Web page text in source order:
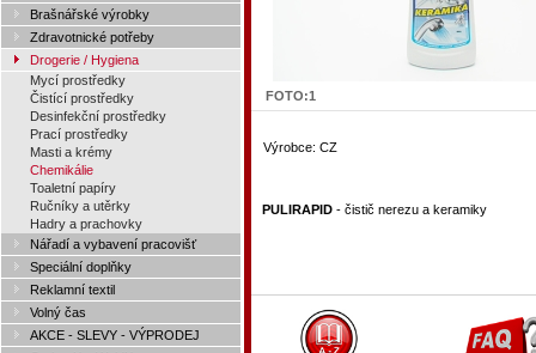
Brašnářské výrobky
Zdravotnické potřeby
Drogerie / Hygiena
Mycí prostředky
Čistící prostředky
Desinfekční prostředky
Prací prostředky
Masti a krémy
Chemikálie
Toaletní papíry
Ručníky a utěrky
Hadry a prachovky
Nářadí a vybavení pracovišť
Speciální doplňky
Reklamní textil
Volný čas
AKCE - SLEVY - VÝPRODEJ
FOTO:1
Výrobce: CZ
PULIRAPID - čistič nerezu a keramiky